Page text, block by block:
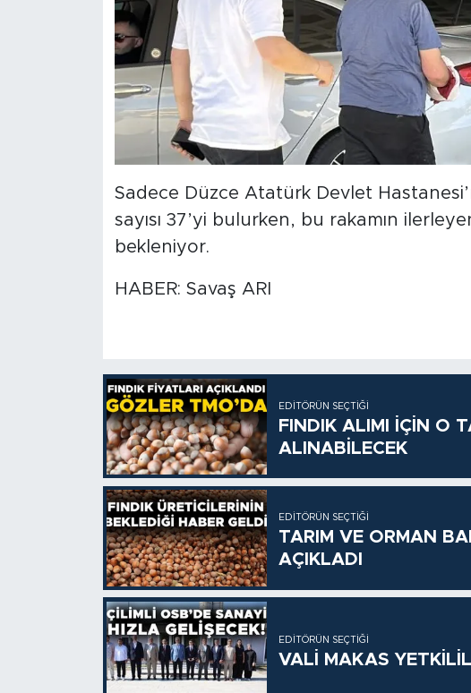
Sadece Düzce Atatürk Devlet
sayısı 37’yi bulurken, bu rakamın
bekleniyor.
HABER: Savaş ARI
EDITÖRÜN SEÇTIĞI
FINDIK ALIMI İÇİN O
ALINABİLECEK
EDITÖRÜN SEÇTIĞI
TARIM VE ORMAN
AÇIKLADI
EDITÖRÜN SEÇTIĞI
VALİ MAKAS